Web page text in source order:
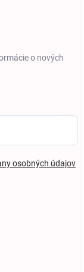
o nových
osobných údajov